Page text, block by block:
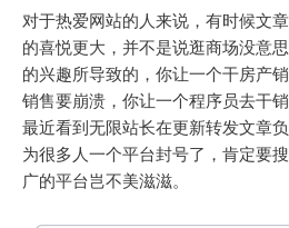
对于热爱网站的人来说，有时候文
的喜悦更大，并不是说逛商场没意
的兴趣所导致的，你让一个干房产
销售要崩溃，你让一个程序员去干
最近看到无限站长在更新转发文章
为很多人一个平台封号了，肯定要
广的平台岂不美滋滋。